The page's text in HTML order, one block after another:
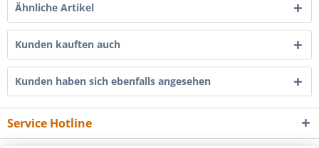
Ähnliche Artikel
Kunden kauften auch
Kunden haben sich ebenfalls angesehen
Service Hotline